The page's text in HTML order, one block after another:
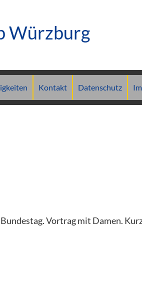
Würzburg
Kontakt Datenschutz
Vortrag mit Damen.